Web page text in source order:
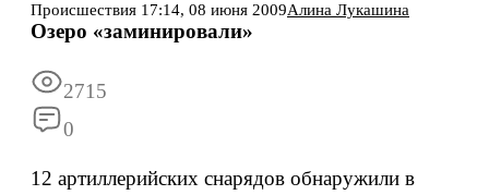
Информация
Происшествия 17:14, 08 июня 2009Алина Лукашина
Озеро «заминировали»
2715
0
12 артиллерийских снарядов обнаружили в